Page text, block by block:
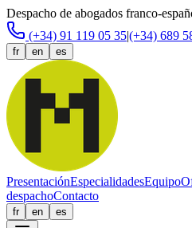
Despacho de abogados franco-
(+34) 91 119 05 35|(+34) 689
fr en es
PresentaciónEspecialidadesEquipo
despachoContacto
fr en es